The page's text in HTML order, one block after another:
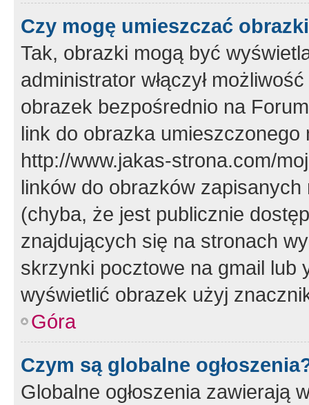
Czy mogę umieszczać
Tak, obrazki mogą być
administrator włączył
obrazek bezpośrednio na
link do obrazka
http://www.jakas-strona.com/
linków do obrazków
(chyba, że jest publicznie
znajdujących się na stronach
skrzynki pocztowe na gmail lub
wyświetlić obrazek użyj
Góra
Czym są globalne
Globalne ogłoszenia zawierają